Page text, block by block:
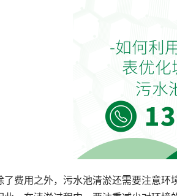
了费用之外，污水池清淤还需要注意